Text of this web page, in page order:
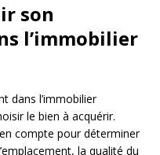
son
l’immobilier
dans l’immobilier
le bien à acquérir.
compte pour déterminer
la qualité du